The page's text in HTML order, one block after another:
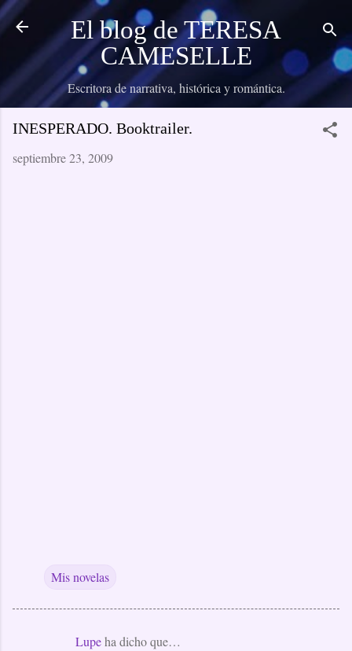
Ir al contenido principal
El blog de TERESA
CAMESELLE
Escritora de narrativa, histórica y romántica.
INESPERADO. Booktrailer.
septiembre 23, 2009
Mis novelas
Lupeha dicho que…